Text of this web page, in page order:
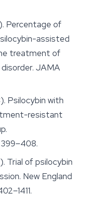
Percentage of
assisted
treatment of
JAMA
Psilocybin with
resistant
Trial of psilocybin
New England